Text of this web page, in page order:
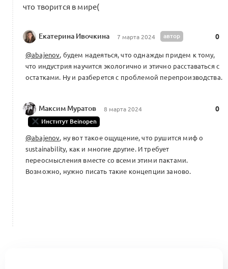
что творится в мире(
Екатерина Ивочкина 7 марта 2024 автор 0
@abajenov, будем надеяться, что однажды придем к тому,
что индустрия научится экологично и этично расставаться с
остатками. Ну и разберется с проблемой перепроизводства.
Максим Муратов 8 марта 2024
Институт Beinopen
0
@abajenov, ну вот такое ощущение, что рушится миф о
sustainability, как и многие другие. И требует
переосмысления вместе со всеми этими пактами.
Возможно, нужно писать такие концепции заново.